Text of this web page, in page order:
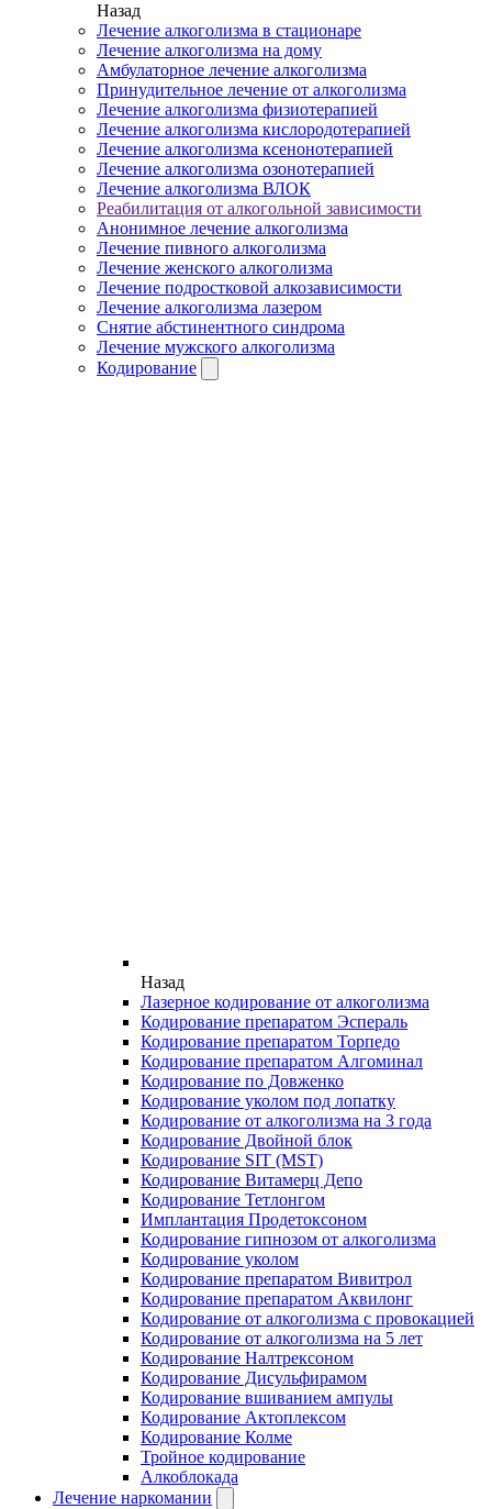
Назад
Лечение алкоголизма в стационаре
Лечение алкоголизма на дому
Амбулаторное лечение алкоголизма
Принудительное лечение от алкоголизма
Лечение алкоголизма физиотерапией
Лечение алкоголизма кислородотерапией
Лечение алкоголизма ксенонотерапией
Лечение алкоголизма озонотерапией
Лечение алкоголизма ВЛОК
Реабилитация от алкогольной зависимости
Анонимное лечение алкоголизма
Лечение пивного алкоголизма
Лечение женского алкоголизма
Лечение подростковой алкозависимости
Лечение алкоголизма лазером
Снятие абстинентного синдрома
Лечение мужского алкоголизма
Кодирование
Назад
Лазерное кодирование от алкоголизма
Кодирование препаратом Эспераль
Кодирование препаратом Торпедо
Кодирование препаратом Алгоминал
Кодирование по Довженко
Кодирование уколом под лопатку
Кодирование от алкоголизма на 3 года
Кодирование Двойной блок
Кодирование SIT (MST)
Кодирование Витамерц Депо
Кодирование Тетлонгом
Имплантация Продетоксоном
Кодирование гипнозом от алкоголизма
Кодирование уколом
Кодирование препаратом Вивитрол
Кодирование препаратом Аквилонг
Кодирование от алкоголизма с провокацией
Кодирование от алкоголизма на 5 лет
Кодирование Налтрексоном
Кодирование Дисульфирамом
Кодирование вшиванием ампулы
Кодирование Актоплексом
Кодирование Колме
Тройное кодирование
Алкоблокада
Лечение наркомании